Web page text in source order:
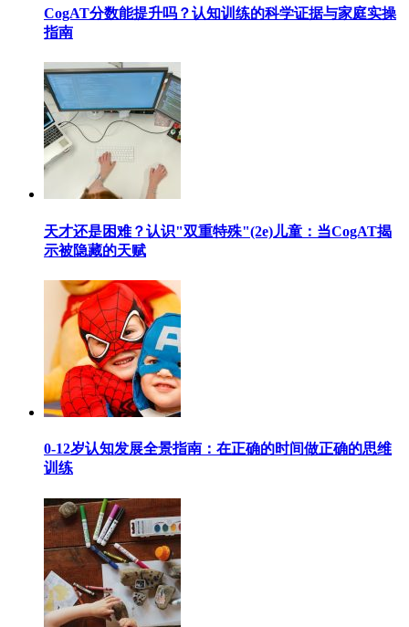
CogAT分数能提升吗？认知训练的科学证据与家庭实操
指南
天才还是困难？认识"双重特殊"(2e)儿童：当CogAT揭
示被隐藏的天赋
0-12岁认知发展全景指南：在正确的时间做正确的思维
训练